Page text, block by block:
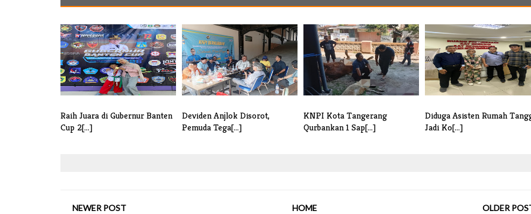
Raih Juara di Gubernur Banten
Cup 2[...]
Deviden Anjlok Disorot,
Pemuda Tega[...]
KNPI Kota Tangerang
Qurbankan 1 Sap[...]
Diduga Asisten Rumah
Jadi Ko[...]
NEWER POST OLDER
HOME